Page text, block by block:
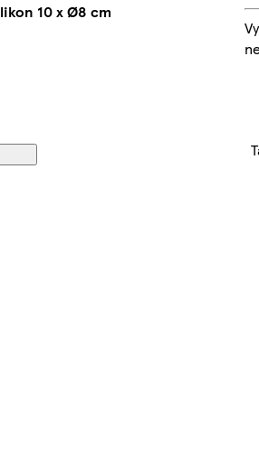
10 x Ø8 cm